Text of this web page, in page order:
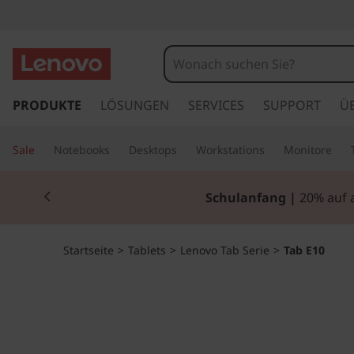
a
b
E
1
u
a
PRODUKTE LÖSUNGEN SERVICES SUPPORT
Sale Notebooks Desktops Workstations Monitore
Lenovo Tablet mit Tastatur |
Startseite > Tablets > Lenovo Tab Serie > Tab E10